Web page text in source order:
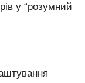
у “розумний